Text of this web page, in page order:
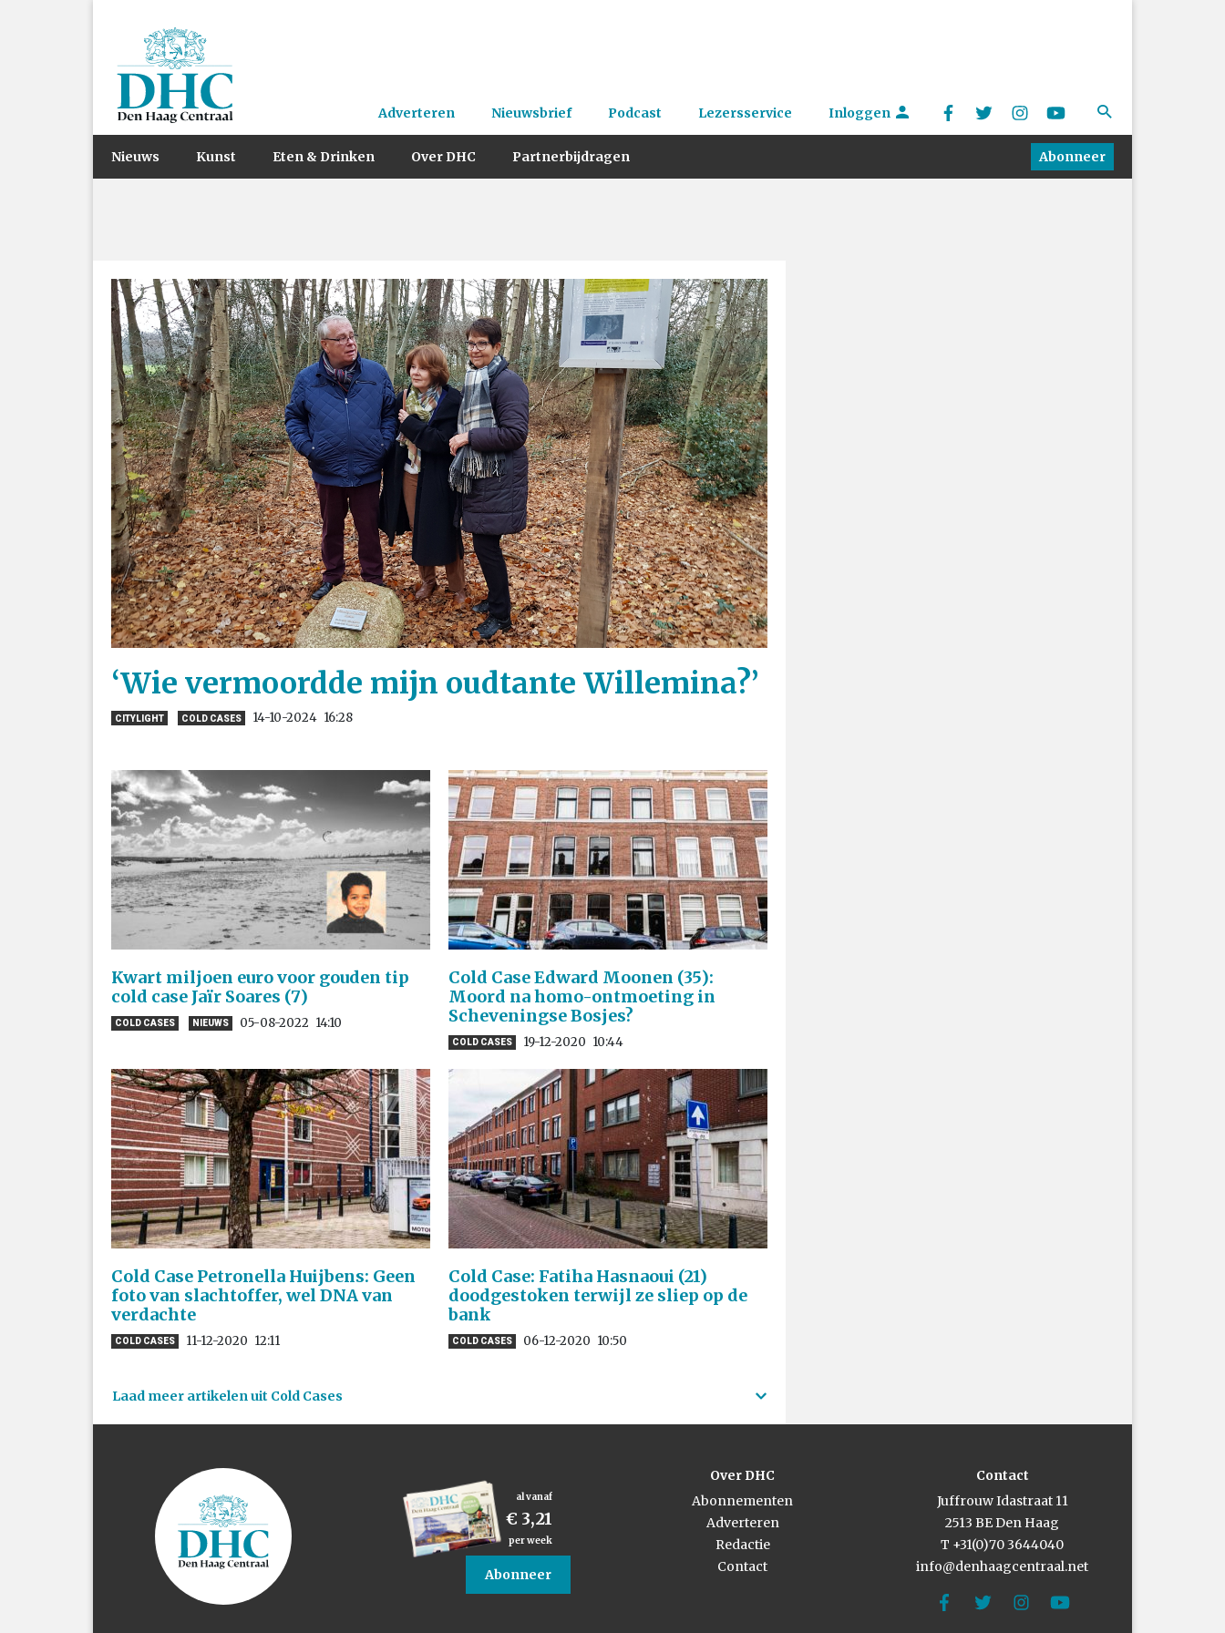
Adverteren Nieuwsbrief Podcast Lezersservice Inloggen
Nieuws Kunst Eten & Drinken Over DHC Partnerbijdragen Abonneer
‘Wie vermoordde mijn oudtante Willemina?’
CITYLIGHT COLD CASES 14-10-2024 16:28
Kwart miljoen euro voor gouden tip
cold case Jaïr Soares (7)
COLD CASES NIEUWS 05-08-2022 14:10
Cold Case Edward Moonen (35):
Moord na homo-ontmoeting in
Scheveningse Bosjes?
COLD CASES 19-12-2020 10:44
Cold Case Petronella Huijbens: Geen
foto van slachtoffer, wel DNA van
verdachte
COLD CASES 11-12-2020 12:11
Cold Case: Fatiha Hasnaoui (21)
doodgestoken terwijl ze sliep op de
bank
COLD CASES 06-12-2020 10:50
Laad meer artikelen uit Cold Cases
al vanaf
€ 3,21
per week
Abonneer
Over DHC
Abonnementen
Adverteren
Redactie
Contact
Contact
Juffrouw Idastraat 11
2513 BE Den Haag
T +31(0)70 3644040
info@denhaagcentraal.net